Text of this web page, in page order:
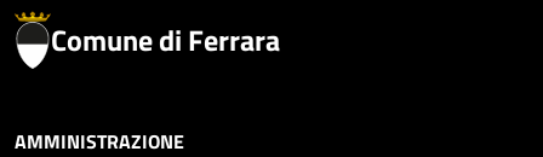
Comune di Ferrara
AMMINISTRAZIONE